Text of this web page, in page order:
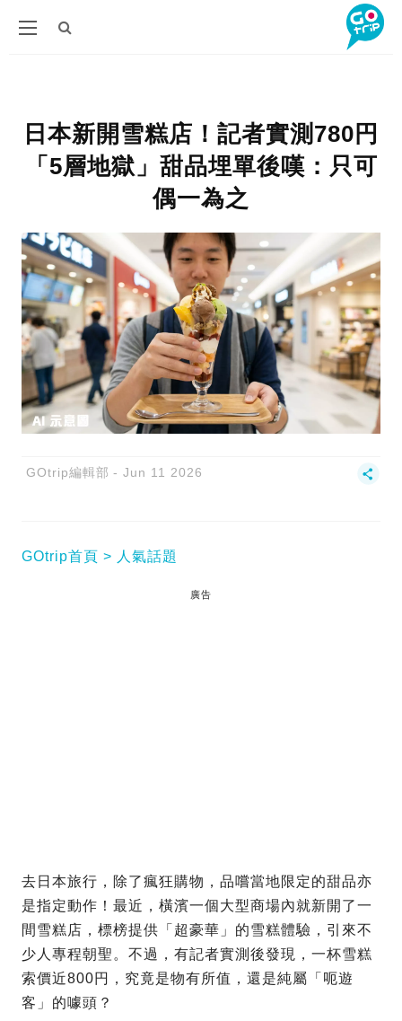
日本新開雪糕店！記者實測780円
「5層地獄」甜品埋單後嘆：只可
偶一為之
GOtrip編輯部 Jun 11 2026
GOtrip首頁 人氣話題
廣告
去日本旅行，除了瘋狂購物，品嚐當地限定的甜品亦
是指定動作！最近，橫濱一個大型商場內就新開了一
間雪糕店，標榜提供「超豪華」的雪糕體驗，引來不
少人專程朝聖。不過，有記者實測後發現，一杯雪糕
索價近800円，究竟是物有所值，還是純屬「呃遊
客」的噱頭？